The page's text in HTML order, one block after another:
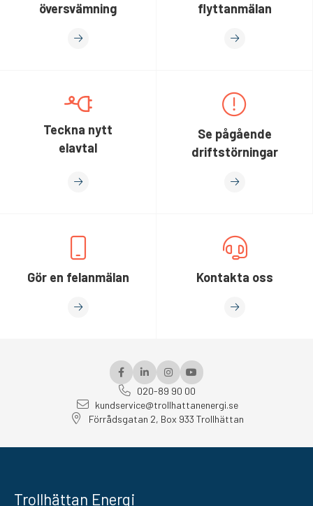
översvämning
flyttanmälan
Teckna nytt
elavtal
Se pågående
driftstörningar
Gör en felanmälan Kontakta oss
020-89 90 00
kundservice@trollhattanenergi.se
Förrådsgatan 2, Box 933 Trollhättan
Trollhättan Energi